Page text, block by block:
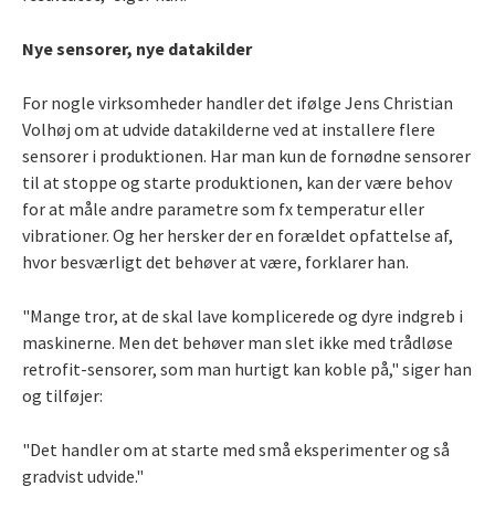
Nye sensorer, nye datakilder
For nogle virksomheder handler det ifølge Jens Christian
Volhøj om at udvide datakilderne ved at installere flere
sensorer i produktionen. Har man kun de fornødne sensorer
til at stoppe og starte produktionen, kan der være behov
for at måle andre parametre som fx temperatur eller
vibrationer. Og her hersker der en forældet opfattelse af,
hvor besværligt det behøver at være, forklarer han.
"Mange tror, at de skal lave komplicerede og dyre indgreb i
maskinerne. Men det behøver man slet ikke med trådløse
retrofit-sensorer, som man hurtigt kan koble på," siger han
og tilføjer:
"Det handler om at starte med små eksperimenter og så
gradvist udvide."